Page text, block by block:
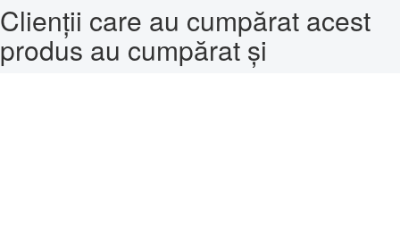
Clienții care au cumpărat acest
produs au cumpărat și